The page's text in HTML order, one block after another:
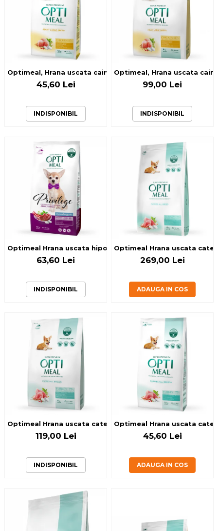
Optimeal, Hrana uscata caini de talie mare, Pui, 1.5kg
45,60 Lei
INDISPONIBIL
Optimeal, Hrana uscata
99,00 Lei
INDISPONIBIL
Optimeal Hrana uscata hipoalergenica caini de talie mica -
63,60 Lei
INDISPONIBIL
Optimeal Hrana uscata
269,00 Lei
ADAUGA IN COS
Optimeal Hrana uscata catei toate rasele - Curcan 4kg
119,00 Lei
INDISPONIBIL
Optimeal Hrana uscata
45,60 Lei
ADAUGA IN COS